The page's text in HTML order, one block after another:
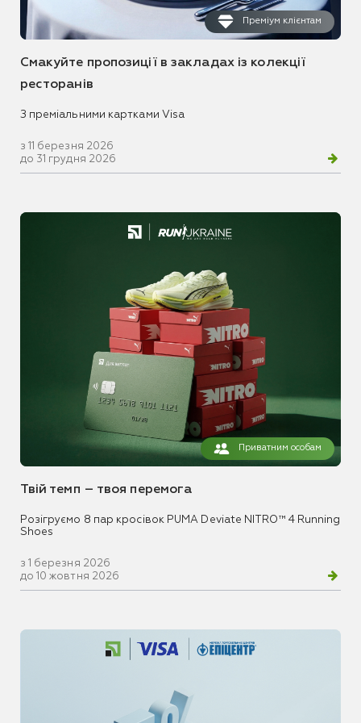
Преміум клієнтам
Смакуйте пропозиції в закладах із колекції
ресторанів
З преміальними картками Visa
з 11 березня 2026
до 31 грудня 2026
Приватним особам
Твій темп – твоя перемога
Розігруємо 8 пар кросівок PUMA Deviate NITRO™ 4 Running
Shoes
з 1 березня 2026
до 10 жовтня 2026